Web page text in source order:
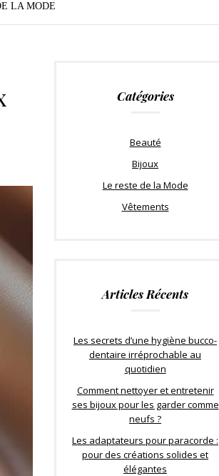
LA MODE
Catégories
Beauté
Bijoux
Le reste de la Mode
Vêtements
Articles Récents
Les secrets d’une hygiène bucco-
dentaire irréprochable au
quotidien
Comment nettoyer et entretenir
ses bijoux pour les garder comme
neufs ?
Les adaptateurs pour paracorde :
pour des créations solides et
élégantes